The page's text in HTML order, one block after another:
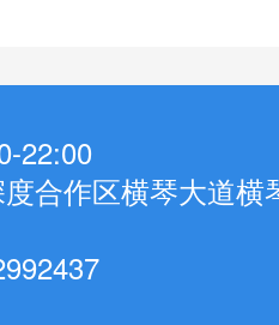
22:00
合作区横琴大道横